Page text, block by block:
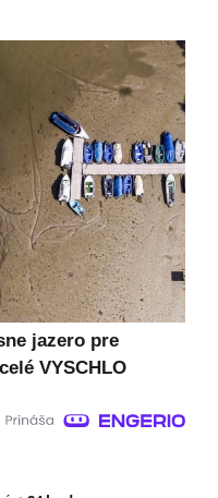
jazero pre
VYSCHLO